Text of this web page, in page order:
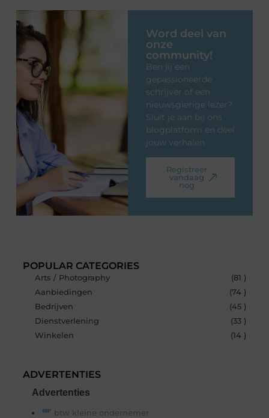
Word deel van
onze
community!
Ben jij een
gepassioneerde
schrijver of een
nieuwsgierige lezer?
Sluit je aan bij ons
blogplatform en deel
jouw verhalen
Registreer
vandaag
nog
POPULAR CATEGORIES
Arts / Photography
(81 )
Aanbiedingen
(74 )
Bedrijven
(45 )
Dienstverlening
(33 )
Winkelen
(14 )
ADVERTENTIES
Advertenties
btw kleine ondernemer